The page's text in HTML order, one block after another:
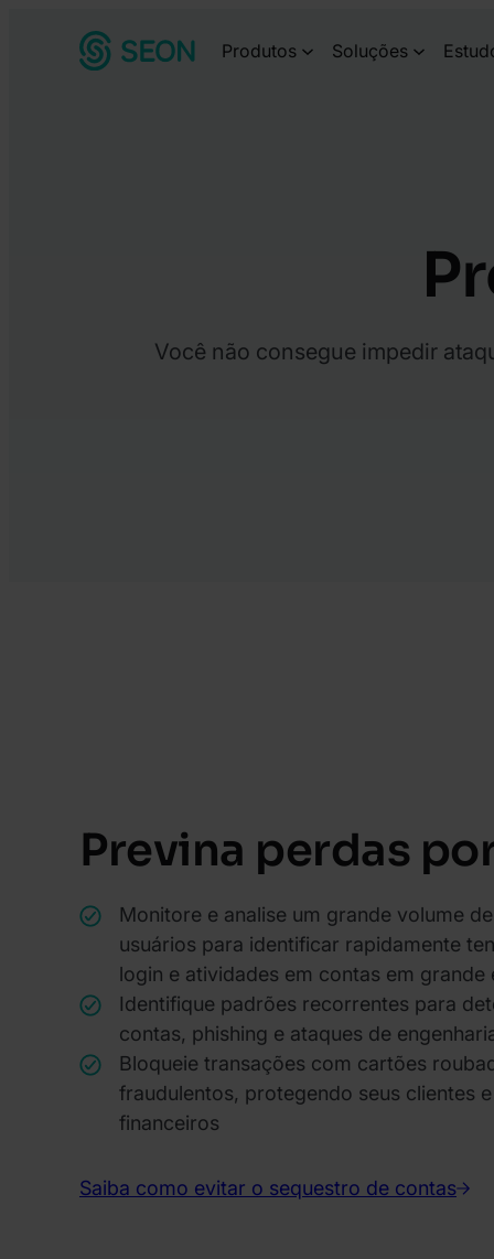
Produtos Soluções
Você não consegue impedir
Previna perdas
Monitore e analise um grande volume
usuários para identificar rapidamente
login e atividades em contas em grande
Identifique padrões recorrentes para
contas, phishing e ataques de
Bloqueie transações com cartões
fraudulentos, protegendo seus clientes
financeiros
Saiba como evitar o sequestro de contas